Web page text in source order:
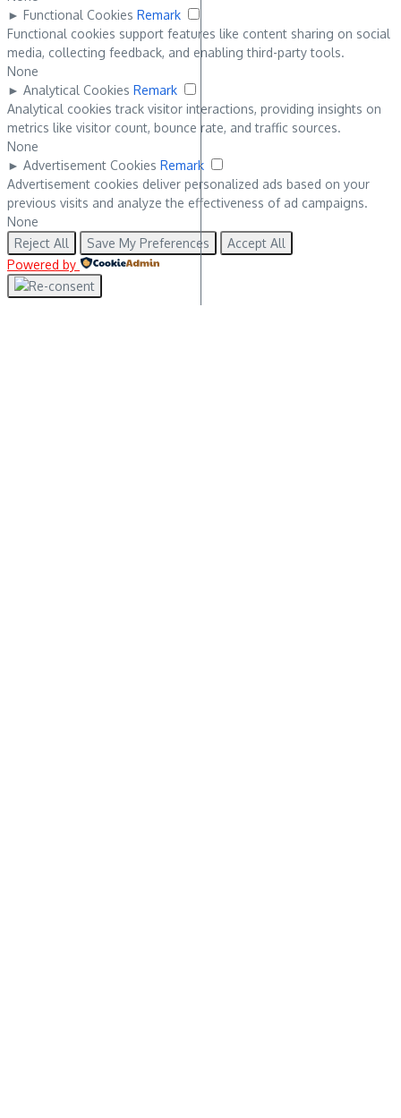
► Functional Cookies Remark
Functional cookies support features like content sharing on social
media, collecting feedback, and enabling third-party tools.
None
► Analytical Cookies Remark
Analytical cookies track visitor interactions, providing insights on
metrics like visitor count, bounce rate, and traffic sources.
None
► Advertisement Cookies Remark
Advertisement cookies deliver personalized ads based on your
previous visits and analyze the effectiveness of ad campaigns.
None
Reject All
Save My Preferences
Accept All
Powered by